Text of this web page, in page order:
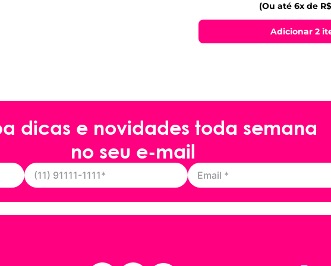
(Ou até 6x de R$
Adicionar 2
dicas e novidades toda semana
no seu e-mail